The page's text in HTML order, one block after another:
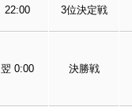
22:00 3位決定戦
翌 0:00 決勝戦